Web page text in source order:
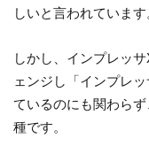
しいと言われています
しかし、インプレッ
ェンジし「インプレ
ているのにも関わら
種です。